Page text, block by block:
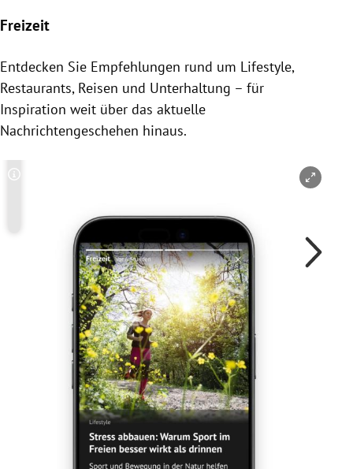
Freizeit
Entdecken Sie Empfehlungen rund um Lifestyle,
Restaurants, Reisen und Unterhaltung – für
Inspiration weit über das aktuelle
Nachrichtengeschehen hinaus.
Copyright-Hinweis öffnen/schließen